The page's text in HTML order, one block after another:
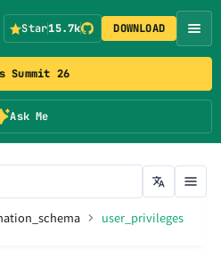
Summit 26
Ask Me
Star15.7k DOWNLOAD
user_privileges